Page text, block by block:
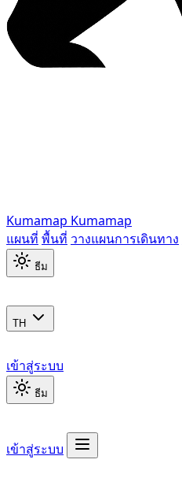
Kumamap Kumamap
แผนที่ พื้นที่ วางแผนการเดินทาง
ธีม
TH
เข้าสู่ระบบ
ธีม
เข้าสู่ระบบ